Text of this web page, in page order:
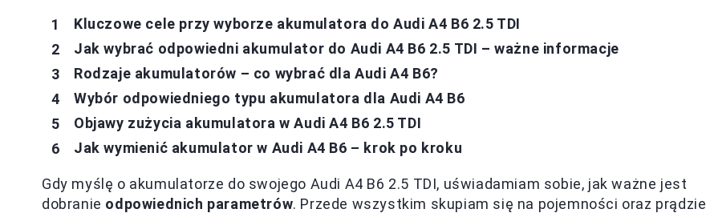
Kluczowe cele przy wyborze akumulatora do Audi A4 B6 2.5 TDI
Jak wybrać odpowiedni akumulator do Audi A4 B6 2.5 TDI – ważne informacje
Rodzaje akumulatorów – co wybrać dla Audi A4 B6?
Wybór odpowiedniego typu akumulatora dla Audi A4 B6
Objawy zużycia akumulatora w Audi A4 B6 2.5 TDI
Jak wymienić akumulator w Audi A4 B6 – krok po kroku
Gdy myślę o akumulatorze do swojego Audi A4 B6 2.5 TDI, uświadamiam sobie, jak ważne jest
dobranie odpowiednich parametrów. Przede wszystkim skupiam się na pojemności oraz prądzie